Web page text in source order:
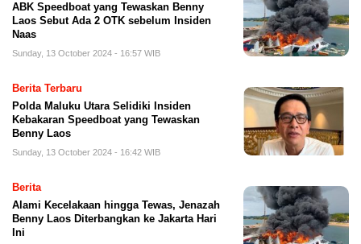
ABK Speedboat yang Tewaskan Benny
Laos Sebut Ada 2 OTK sebelum Insiden
Naas
Sunday, 13 October 2024 - 16:57 WIB
Berita Terbaru
Polda Maluku Utara Selidiki Insiden
Kebakaran Speedboat yang Tewaskan
Benny Laos
Sunday, 13 October 2024 - 16:42 WIB
Berita
Alami Kecelakaan hingga Tewas, Jenazah
Benny Laos Diterbangkan ke Jakarta Hari
Ini